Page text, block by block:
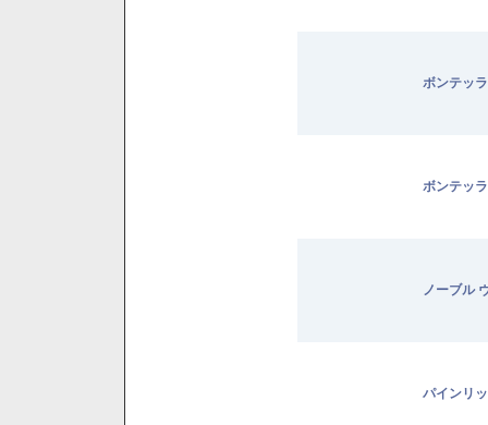
ボンテッ
ボンテッ
ノーブル
パインリ